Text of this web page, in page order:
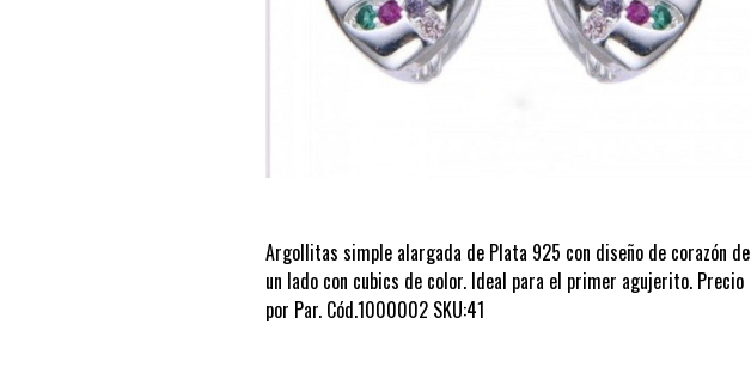
Argollitas simple alargada de Plata 925 con diseño de corazón de
un lado con cubics de color. Ideal para el primer agujerito. Precio
por Par. Cód.1000002 SKU:41